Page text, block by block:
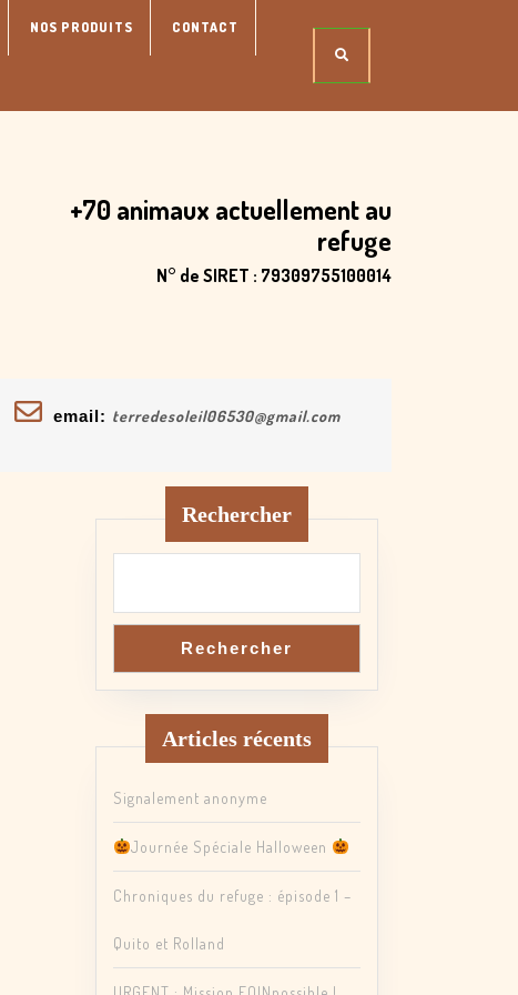
NOS PRODUITS CONTACT
+70 animaux actuellement au
refuge
N° de SIRET : 79309755100014
email: terredesoleil06530@gmail.com
Rechercher
Rechercher
Articles récents
Signalement anonyme
Journée Spéciale Halloween
Chroniques du refuge : épisode 1 –
Quito et Rolland